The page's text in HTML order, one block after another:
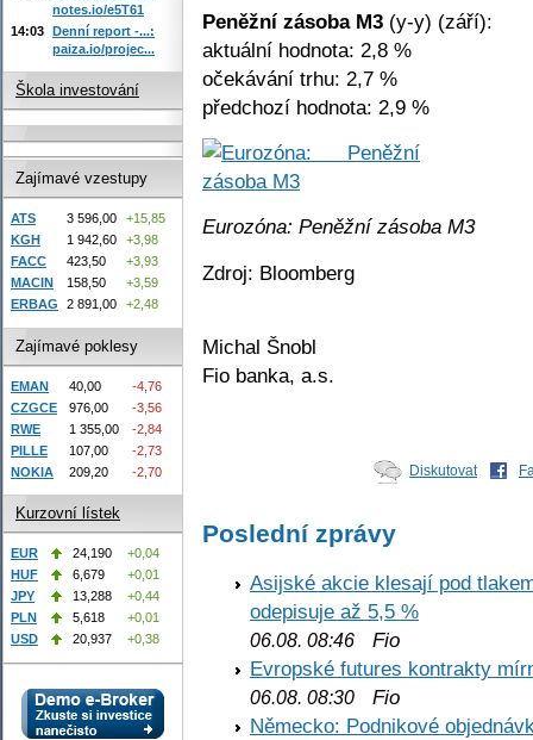
Peněžní zásoba M3 (y-y) (září):
aktuální hodnota: 2,8 %
očekávání trhu: 2,7 %
předchozí hodnota: 2,9 %
Eurozóna: Peněžní zásoba M3
Zdroj: Bloomberg
Michal Šnobl
Fio banka, a.s.
Diskutovat
Poslední zprávy
Asijské akcie klesají pod
odepisuje až 5,5 %
06.08. 08:46 Fio
Evropské futures kontrakty
06.08. 08:30 Fio
Německo: Podnikové
notes.io/e5T61
14:03 Denní report -...:
paiza.io/projec...
Škola investování
Zajímavé vzestupy
ATS 3 596,00
+15,85
KGH
1 942,60
+3,98
FACC
423,50
+3,93
MACIN
158,50
+3,59
ERBAG
2 891,00 +2,48
Zajímavé poklesy
EMAN 40,00
-4,76
CZGCE
976,00
-3,56
RWE
1 355,00
-2,84
PILLE
107,00
-2,73
NOKIA
209,20 -2,70
Kurzovní lístek
EUR 24,190
+0,04
HUF
6,679
+0,01
JPY
13,288
+0,44
PLN
5,618
+0,01
USD
20,937 +0,38